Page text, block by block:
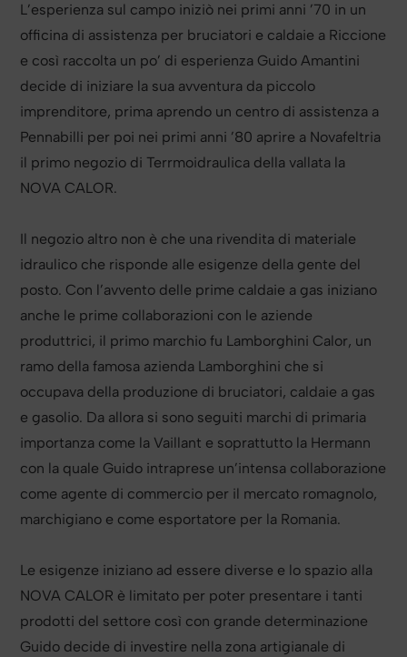
L’esperienza sul campo iniziò nei primi anni ’70 in un
officina di assistenza per bruciatori e caldaie a Riccione
e così raccolta un po’ di esperienza Guido Amantini
decide di iniziare la sua avventura da piccolo
imprenditore, prima aprendo un centro di assistenza a
Pennabilli per poi nei primi anni ’80 aprire a Novafeltria
il primo negozio di Terrmoidraulica della vallata la
NOVA CALOR.
Il negozio altro non è che una rivendita di materiale
idraulico che risponde alle esigenze della gente del
posto. Con l’avvento delle prime caldaie a gas iniziano
anche le prime collaborazioni con le aziende
produttrici, il primo marchio fu Lamborghini Calor, un
ramo della famosa azienda Lamborghini che si
occupava della produzione di bruciatori, caldaie a gas
e gasolio. Da allora si sono seguiti marchi di primaria
importanza come la Vaillant e soprattutto la Hermann
con la quale Guido intraprese un’intensa collaborazione
come agente di commercio per il mercato romagnolo,
marchigiano e come esportatore per la Romania.
Le esigenze iniziano ad essere diverse e lo spazio alla
NOVA CALOR è limitato per poter presentare i tanti
prodotti del settore così con grande determinazione
Guido decide di investire nella zona artigianale di